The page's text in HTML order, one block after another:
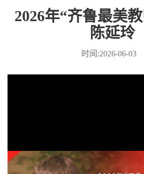
2026年“齐鲁最美
陈延玲
时间:2026-06-03